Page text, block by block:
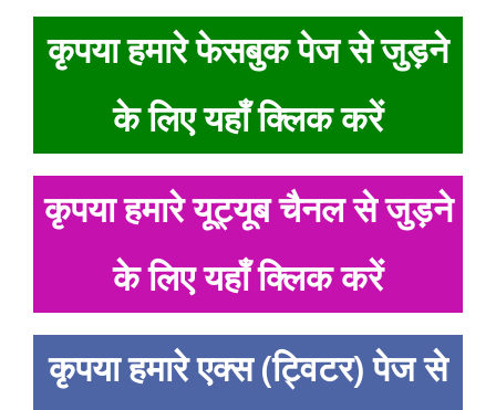
कृपया हमारे फेसबुक पेज से जुड़ने
के लिए यहाँ क्लिक करें
कृपया हमारे यूट्यूब चैनल से जुड़ने
के लिए यहाँ क्लिक करें
कृपया हमारे एक्स (ट्विटर) पेज से